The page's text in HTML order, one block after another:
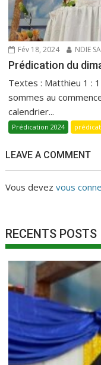
Fév 18, 2024 NDIE
Prédication du
Textes : Matthieu 1 :
sommes au
calendrier...
Prédication 2024
LEAVE A COMMENT
Vous devezvous
RECENTS POSTS